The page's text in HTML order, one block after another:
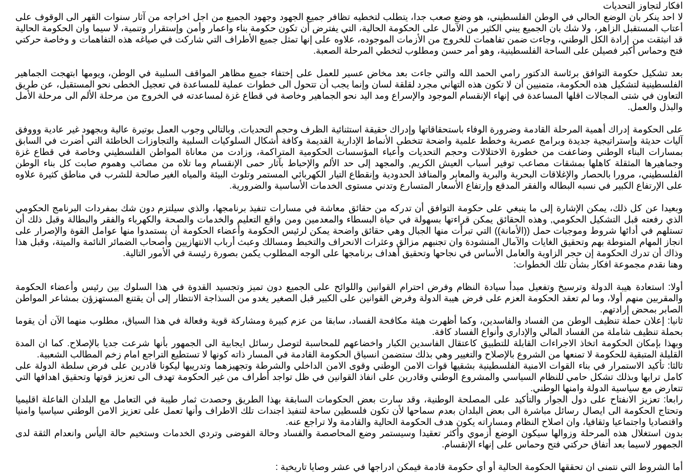
افكار لتجاوز التحديات
لا احد ينكر بان الوضع الحالي في الوطن الفلسطيني، هو وضع صعب جدا، يتطلب لتخطيه تظافر جميع الجهود وجهود الجميع من اجل اخراجه من آثار سنوات القهر الى الوقوف على
أعتاب المستقبل الزاهر، ولا شك بان الجميع يبني الكثير من الآمال على الحكومة الحالية، التي يفترض أن تكون حكومة بناء واعمار وأمن وإستقرار وتنمية، لا سيما وان الحكومة الحالية
قد انبثقت من إرادة الكل الوطني، وجاءت ضمن تفاهمات للخروج من الأزمات الموجوده، علاوه على إنها تمثل جميع الأطراف التي شاركت في صياغه هذه التفاهمات و وخاصة حركتي
فتح وحماس أكبر فصيلن على الساحة الفلسطينية، وهو أمر حسن ومطلوب لتخطي المرحلة الصعبة.
بعد تشكيل حكومة التوافق برئاسة الدكتور رامي الحمد الله والتي جاءت بعد مخاض عسير للعمل على إختفاء جميع مظاهر المواقف السلبية في الوطن، ويومها ابتهجت الجماهير
الفلسطينية لتشكيل هذه الحكومة، متمنيين أن لا تكون هذه التهاني مجرد لقلقة لسان وإنما يجب أن تتحول الى خطوات عملية للمساعدة في تعجيل الخطى نحو المستقبل، عن طريق
التعاون في شتى المجالات اقلها المساعدة في إنهاء الإنقسام الموجود والإسراع ومد اليد نحو الجماهير وخاصة في قطاع غزة لمساعدته في الخروج من مرحلة الألم الى مرحلة الأمل
والبذل والعمل.
على الحكومة إدراك أهمية المرحلة القادمة وضرورة الوفاء باستحقاقاتها وإدراك حقيقة استثنائية الظرف وحجم التحديات, وبالتالي وجوب العمل بوتيرة عالية وبجهود غير عادية وووفق
آليات حديثة وإستراتيجية جديدة وبرامج عصرية وخطط علمية واضحة تتخطى الأنماط الإدارية القديمة وكافة أشكال السلوكيات السلبية والتجاوزات الخاطئة التي أضرت في السابق
بمسارات البناء الوطني وضاعفت من خطورة الاختلالات وحجم التحديات وأعباء المؤسسات الحكومية المتراكمة، وزادت من معاناة المواطن الفلسطيني وخاصة في قطاع غزة
وجماهيرها المثقلة كاهلها بمشقات مصاعب توفير أسباب العيش الكريم, والمجهد إلى حد الألم والإحباط بآثار حمى الإنقسام وما تلاه من مصائب وهموم صابت كل بناء الوطن
الفلسطيني، مرورا بالحصار والإغلاقات البحرية والبرية والمعابر والمنافذ الحدودية وإنقطاع التيار الكهربائي المستمر وتلوث البيئة والمياه الغير صالحة للشرب في مناطق كثيرة علاوه
على الإرتفاع الكبير في نسبه البطاله والفقر المدقع وإرتفاع الأسعار المتسارع وتدني مستوى الخدمات الأساسية والضرورية.
وبعيدا عن كل ذلك، يمكن الإشارة إلى ما ينبغي على حكومة التوافق أن تدركه من حقائق معاشة في مسارات تنفيذ برنامجها، والذي سيلتزم دون شك بمفردات البرنامج الحكومي
الذي رفعته قبل التشكيل الحكومي, وهذه الحقائق يمكن قراءتها بسهولة في حياة البسطاء والمعدمين ومن واقع التعليم والخدمات والصحة والكهرباء والفقر والبطالة وقبل ذلك أن
تستلهم في أدائها شروط وموجبات حمل ((الأمانة)) التي تبرأت منها الجبال وهي حقائق واضحة يمكن لرئيس الحكومة وأعضاء الحكومة أن يستمدوا منها عوامل القوة والإصرار على
انجاز المهام المنوطة بهم وتحقيق الغايات والآمال المنشودة وان تجنبهم مزالق وعثرات الانحراف والتخبط ومسالك وعبث أرباب الانتهازيين وأصحاب الضمائر النائمة والميتة، وقبل هذا
وذاك أن تدرك الحكومة إن حجر الزاوية والعامل الأساس في نجاحها وتحقيق أهداف برنامجها على الوجه المطلوب يكمن بصورة رئيسة في الأمور التالية.
وهنا نقدم مجموعة افكار بشأن تلك الخطوات:
أولا: استعادة هيبة الدولة وترسيخ وتفعيل مبدأ سيادة النظام وفرض احترام القوانين واللوائح على الجميع دون تميز وتجسيد القدوة في هذا السلوك بين رئيس وأعضاء الحكومة
والمقربين منهم أولا، وما لم تعقد الحكومة العزم على فرض هيبة الدولة وفرض القوانين على الكبير قبل الصغير يغدو من السذاجة الانتظار إلى أن يقتنع المستهزؤن بمشاعر المواطن
الصابر بمحض إرادتهم.
ثانيا: إعلان حملة تنظيف الوطن من الفساد والفاسدين، وكما أظهرت هيئة مكافحة الفساد، سابقا من عزم كبيرة ومشاركة قوية وفعالة في هذا السياق، مطلوب منهما الآن أن يقوما
بحملة تنظيف شاملة من الفساد المالي والإداري وأنواع الفساد كافة.
وبهذا بإمكان الحكومة اتخاذ الاجراءات القابلة للتطبيق كاعتقال الفاسدين الكبار واخضاعهم للمحاسبة لتوصل رسائل ايجابية الى الجمهور بأنها شرعت جديا بالإصلاح. كما ان المدة
القليلة المتبقية للحكومة لا تمنعها من الشروع بالإصلاح والتغيير وهي بذلك ستضمن انسياق الحكومة القادمة في المسار ذاته كونها لا تستطيع التراجع امام زخم المطالب الشعبية.
ثالثا: تأكيد الاستمرار في بناء القوات الامنية الفلسطينية بشقيها قوات الامن الوطني وقوى الامن الداخلي والشرطة وتجهيزهما وتدريبها ليكونا قادرين على فرض سلطة الدولة على
كامل ترابها وبذلك تشكل حامي للنظام السياسي والمشروع الوطني وقادرين على انفاذ القوانين في ظل تواجد أطراف من غير الحكومة تهدف الى تعزيز قوتها وتحقيق اهدافها التي
تتعارض مع سياسية الدولة وامنها الوطني.
رابعا: تعزيز الانفتاح على دول الجوار والتأكيد على المصلحة الوطنية، وقد سارت بعض الحكومات السابقة بهذا الطريق وحصدت ثمار طيبة في التعامل مع البلدان الفاعلة اقليميا
وتحتاج الحكومة الى ايصال رسائل مباشرة الى بعض البلدان بعدم سماحها لأن تكون فلسطين ساحة لتنفيذ اجندات تلك الاطراف وأنها تعمل على تعزيز الامن الوطني سياسيا وامنيا
واقتصاديا واجتماعيا وثقافيا، وان اصلاح النظام ومساراته يكون هدف الحكومة الحالية والقادمة ولا تراجع عنه.
بدون استغلال هذه المرحلة وزوالها سيكون الوضع أزموي وأكثر تعقيدا وسيستمر وضع المحاصصة والفساد وحالة الفوضى وتردي الخدمات وستخيم حالة اليأس وانعدام الثقة لدى
الجمهور لاسيما بعد أتفاق حركتي فتح وحماس على إنهاء الإنقسام.
أما الشروط التي نتمنى ان تحققها الحكومة الحالية أو أي حكومة قادمة فيمكن ادراجها في عشر وصايا تاريخية :